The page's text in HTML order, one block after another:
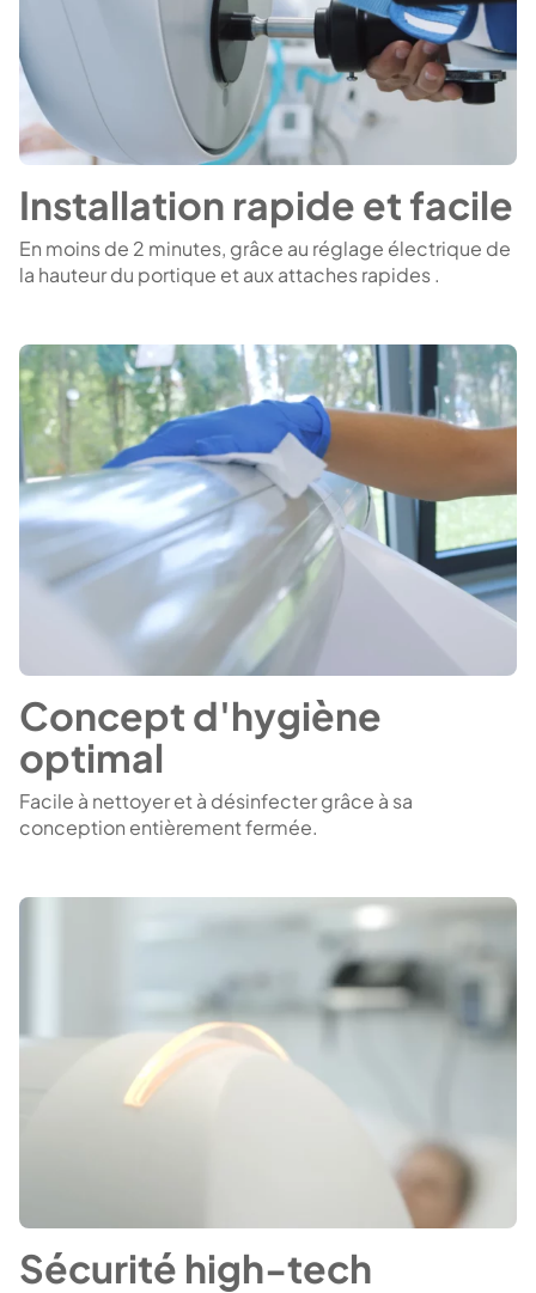
Installation rapide et facile
En moins de 2 minutes, grâce au réglage électrique de
la hauteur du portique et aux attaches rapides .
Concept d'hygiène
optimal
Facile à nettoyer et à désinfecter grâce à sa
conception entièrement fermée.
Sécurité high-tech